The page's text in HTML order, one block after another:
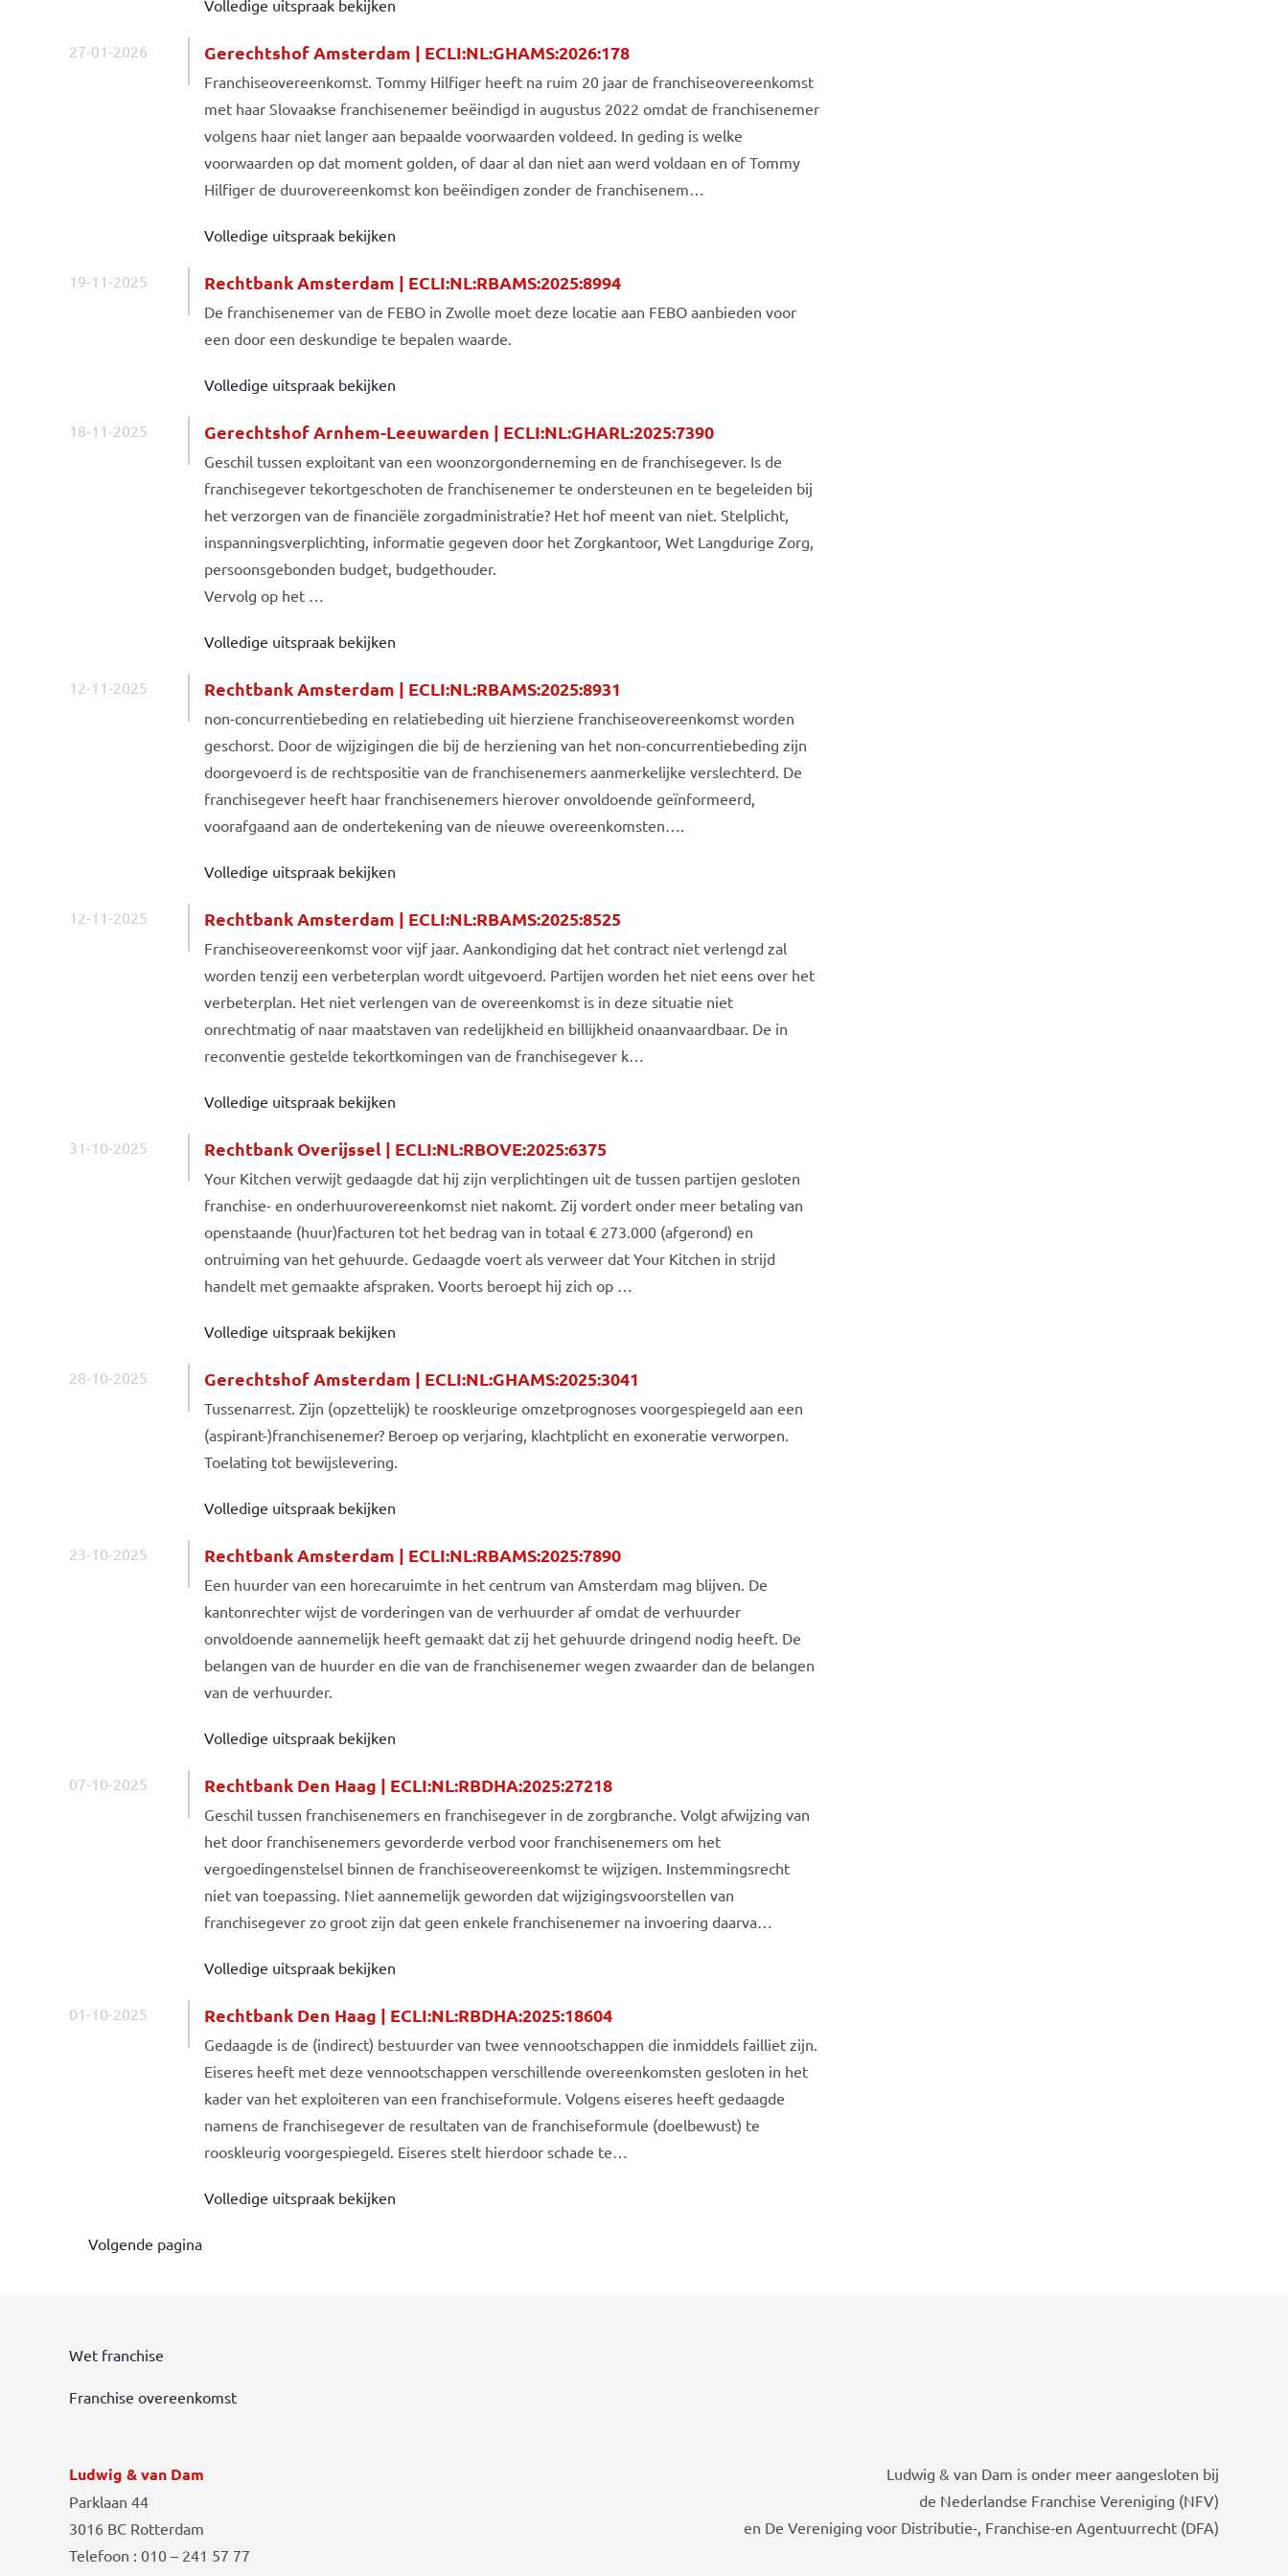
Volledige uitspraak bekijken
27-01-2026 Gerechtshof Amsterdam | ECLI:NL:GHAMS:2026:178
Franchiseovereenkomst. Tommy Hilfiger heeft na ruim 20 jaar de franchiseovereenkomst
met haar Slovaakse franchisenemer beëindigd in augustus 2022 omdat de franchisenemer
volgens haar niet langer aan bepaalde voorwaarden voldeed. In geding is welke
voorwaarden op dat moment golden, of daar al dan niet aan werd voldaan en of Tommy
Hilfiger de duurovereenkomst kon beëindigen zonder de franchisenem…
Volledige uitspraak bekijken
19-11-2025 Rechtbank Amsterdam | ECLI:NL:RBAMS:2025:8994
De franchisenemer van de FEBO in Zwolle moet deze locatie aan FEBO aanbieden voor
een door een deskundige te bepalen waarde.
Volledige uitspraak bekijken
18-11-2025 Gerechtshof Arnhem-Leeuwarden | ECLI:NL:GHARL:2025:7390
Geschil tussen exploitant van een woonzorgonderneming en de franchisegever. Is de
franchisegever tekortgeschoten de franchisenemer te ondersteunen en te begeleiden bij
het verzorgen van de financiële zorgadministratie? Het hof meent van niet. Stelplicht,
inspanningsverplichting, informatie gegeven door het Zorgkantoor, Wet Langdurige Zorg,
persoonsgebonden budget, budgethouder.
Vervolg op het …
Volledige uitspraak bekijken
12-11-2025 Rechtbank Amsterdam | ECLI:NL:RBAMS:2025:8931
non-concurrentiebeding en relatiebeding uit hierziene franchiseovereenkomst worden
geschorst. Door de wijzigingen die bij de herziening van het non-concurrentiebeding zijn
doorgevoerd is de rechtspositie van de franchisenemers aanmerkelijke verslechterd. De
franchisegever heeft haar franchisenemers hierover onvoldoende geïnformeerd,
voorafgaand aan de ondertekening van de nieuwe overeenkomsten….
Volledige uitspraak bekijken
12-11-2025 Rechtbank Amsterdam | ECLI:NL:RBAMS:2025:8525
Franchiseovereenkomst voor vijf jaar. Aankondiging dat het contract niet verlengd zal
worden tenzij een verbeterplan wordt uitgevoerd. Partijen worden het niet eens over het
verbeterplan. Het niet verlengen van de overeenkomst is in deze situatie niet
onrechtmatig of naar maatstaven van redelijkheid en billijkheid onaanvaardbaar. De in
reconventie gestelde tekortkomingen van de franchisegever k…
Volledige uitspraak bekijken
31-10-2025 Rechtbank Overijssel | ECLI:NL:RBOVE:2025:6375
Your Kitchen verwijt gedaagde dat hij zijn verplichtingen uit de tussen partijen gesloten
franchise- en onderhuurovereenkomst niet nakomt. Zij vordert onder meer betaling van
openstaande (huur)facturen tot het bedrag van in totaal € 273.000 (afgerond) en
ontruiming van het gehuurde. Gedaagde voert als verweer dat Your Kitchen in strijd
handelt met gemaakte afspraken. Voorts beroept hij zich op …
Volledige uitspraak bekijken
28-10-2025 Gerechtshof Amsterdam | ECLI:NL:GHAMS:2025:3041
Tussenarrest. Zijn (opzettelijk) te rooskleurige omzetprognoses voorgespiegeld aan een
(aspirant-)franchisenemer? Beroep op verjaring, klachtplicht en exoneratie verworpen.
Toelating tot bewijslevering.
Volledige uitspraak bekijken
23-10-2025 Rechtbank Amsterdam | ECLI:NL:RBAMS:2025:7890
Een huurder van een horecaruimte in het centrum van Amsterdam mag blijven. De
kantonrechter wijst de vorderingen van de verhuurder af omdat de verhuurder
onvoldoende aannemelijk heeft gemaakt dat zij het gehuurde dringend nodig heeft. De
belangen van de huurder en die van de franchisenemer wegen zwaarder dan de belangen
van de verhuurder.
Volledige uitspraak bekijken
07-10-2025 Rechtbank Den Haag | ECLI:NL:RBDHA:2025:27218
Geschil tussen franchisenemers en franchisegever in de zorgbranche. Volgt afwijzing van
het door franchisenemers gevorderde verbod voor franchisenemers om het
vergoedingenstelsel binnen de franchiseovereenkomst te wijzigen. Instemmingsrecht
niet van toepassing. Niet aannemelijk geworden dat wijzigingsvoorstellen van
franchisegever zo groot zijn dat geen enkele franchisenemer na invoering daarva…
Volledige uitspraak bekijken
01-10-2025 Rechtbank Den Haag | ECLI:NL:RBDHA:2025:18604
Gedaagde is de (indirect) bestuurder van twee vennootschappen die inmiddels failliet zijn.
Eiseres heeft met deze vennootschappen verschillende overeenkomsten gesloten in het
kader van het exploiteren van een franchiseformule. Volgens eiseres heeft gedaagde
namens de franchisegever de resultaten van de franchiseformule (doelbewust) te
rooskleurig voorgespiegeld. Eiseres stelt hierdoor schade te…
Volledige uitspraak bekijken
Volgende pagina
Wet franchise
Franchise overeenkomst
Ludwig & van Dam
Parklaan 44
3016 BC Rotterdam
Telefoon : 010 – 241 57 77
Ludwig & van Dam is onder meer aangesloten bij
de Nederlandse Franchise Vereniging (NFV)
en De Vereniging voor Distributie-, Franchise-en Agentuurrecht (DFA)